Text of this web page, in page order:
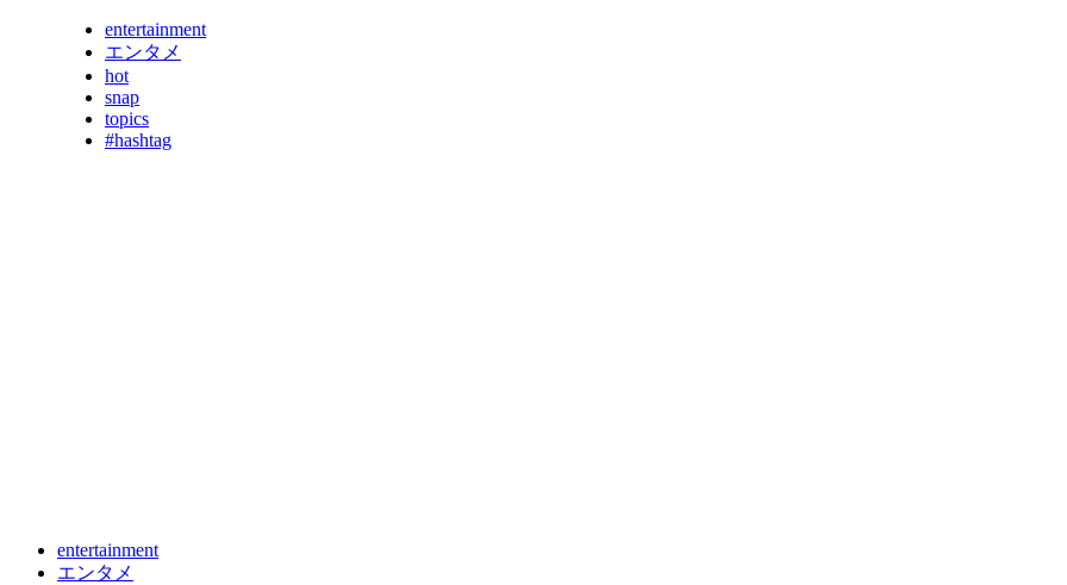
entertainment
エンタメ
hot
snap
topics
#hashtag
entertainment
エンタメ